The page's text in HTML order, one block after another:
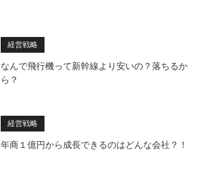
経営戦略
なんで飛行機って新幹線より安いの？落ちるか
ら？
経営戦略
年商１億円から成長できるのはどんな会社？！